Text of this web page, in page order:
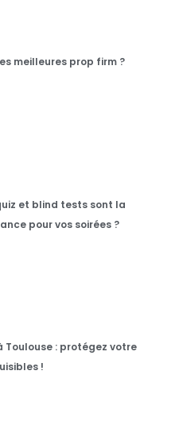
meilleures prop firm ?
et blind tests sont la
pour vos soirées ?
Toulouse : protégez votre
!